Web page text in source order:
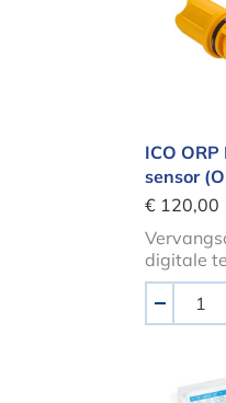
ICO
sensor
€ 120,00
digitale